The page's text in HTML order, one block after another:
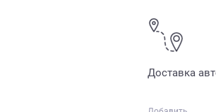
Доставка